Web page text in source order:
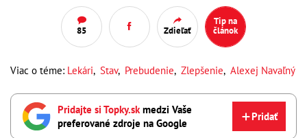
85 Zdieľať
Tip na
článok
Viac o téme: Lekári, Stav, Prebudenie, Zlepšenie, Alexej Navaľný
Pridajte si Topky.sk medzi Vaše
preferované zdroje na Google
Pridať